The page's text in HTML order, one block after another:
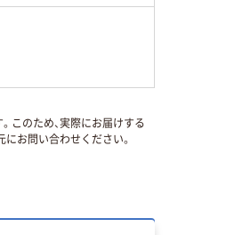
このため、実際にお届けする
お問い合わせください。